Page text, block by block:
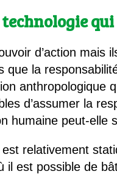
technologie
d’action mais
que la
anthropologique
d’assumer la
humaine peut-
relativement
il est possible de